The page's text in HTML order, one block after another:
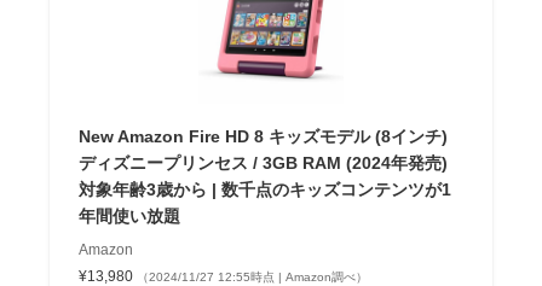
New Amazon Fire HD 8 キッズモデル (8インチ)
ディズニープリンセス / 3GB RAM (2024年発売)
対象年齢3歳から | 数千点のキッズコンテンツが1
年間使い放題
Amazon
¥13,980
（2024/11/27 12:55時点 | Amazon調べ）